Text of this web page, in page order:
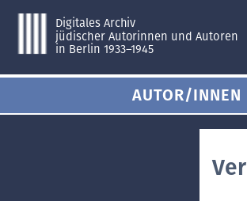
Digitales Archiv
jüdischer Autorinnen und Autoren
in Berlin 1933–1945
AUTOR/INNEN